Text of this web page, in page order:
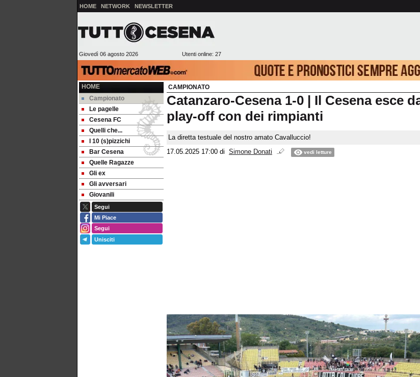
HOME NETWORK NEWSLETTER
Giovedì 06 agosto 2026 Utenti online: 27
HOME
Campionato
Le pagelle
Cesena FC
Quelli che...
I 10 (s)pizzichi
Bar Cesena
Quelle Ragazze
Gli ex
Gli avversari
Giovanili
Segui
Mi Piace
Segui
Unisciti
CAMPIONATO
Catanzaro-Cesena 1-0 | Il Cesena esce
play-off con dei rimpianti
La diretta testuale del nostro amato Cavalluccio!
17.05.2025 17:00 di Simone Donati vedi letture